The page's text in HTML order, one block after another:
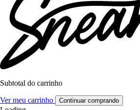
Subtotal do carrinho
Ver meu carrinho Continuar comprando